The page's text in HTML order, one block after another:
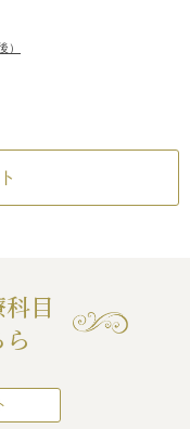
アンリ
る治療
などの
が現れ
）
か、手技的、技術
目